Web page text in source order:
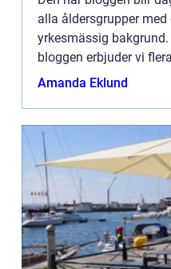
alla åldersgrupper
yrkesmässig
bloggen erbjuder vi
Bannerannonser är
Amanda Eklund